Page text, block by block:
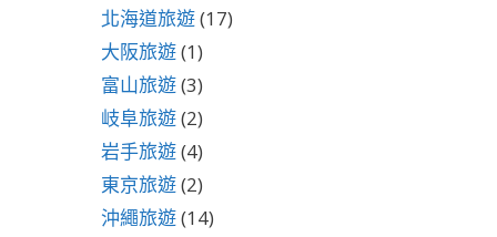
北海道旅遊(17)
大阪旅遊(1)
富山旅遊(3)
岐阜旅遊(2)
岩手旅遊(4)
東京旅遊(2)
沖繩旅遊(14)